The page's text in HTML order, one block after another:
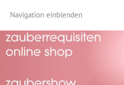
Navigation einblenden